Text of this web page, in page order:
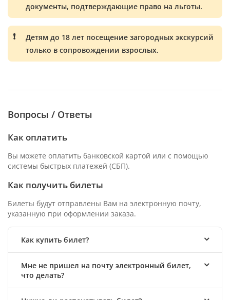
документы, подтверждающие право на льготы.
Детям до 18 лет посещение загородных экскурсий
только в сопровождении взрослых.
Вопросы / Ответы
Как оплатить
Вы можете оплатить банковской картой или с помощью
системы быстрых платежей (СБП).
Как получить билеты
Билеты будут отправлены Вам на электронную почту,
указанную при оформлении заказа.
Как купить билет?
Мне не пришел на почту электронный билет,
что делать?